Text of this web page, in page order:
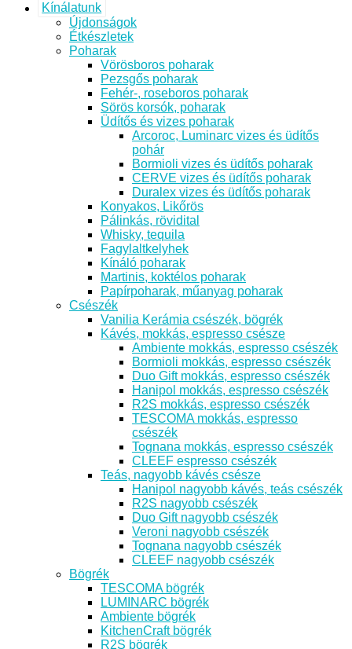
Kínálatunk
Újdonságok
Étkészletek
Poharak
Vörösboros poharak
Pezsgős poharak
Fehér-, roseboros poharak
Sörös korsók, poharak
Üdítős és vizes poharak
Arcoroc, Luminarc vizes és üdítős
pohár
Bormioli vizes és üdítős poharak
CERVE vizes és üdítős poharak
Duralex vizes és üdítős poharak
Konyakos, Likőrös
Pálinkás, rövidital
Whisky, tequila
Fagylaltkelyhek
Kínáló poharak
Martinis, koktélos poharak
Papírpoharak, műanyag poharak
Csészék
Vanilia Kerámia csészék, bögrék
Kávés, mokkás, espresso csésze
Ambiente mokkás, espresso csészék
Bormioli mokkás, espresso csészék
Duo Gift mokkás, espresso csészék
Hanipol mokkás, espresso csészék
R2S mokkás, espresso csészék
TESCOMA mokkás, espresso
csészék
Tognana mokkás, espresso csészék
CLEEF espresso csészék
Teás, nagyobb kávés csésze
Hanipol nagyobb kávés, teás csészék
R2S nagyobb csészék
Duo Gift nagyobb csészék
Veroni nagyobb csészék
Tognana nagyobb csészék
CLEEF nagyobb csészék
Bögrék
TESCOMA bögrék
LUMINARC bögrék
Ambiente bögrék
KitchenCraft bögrék
R2S bögrék